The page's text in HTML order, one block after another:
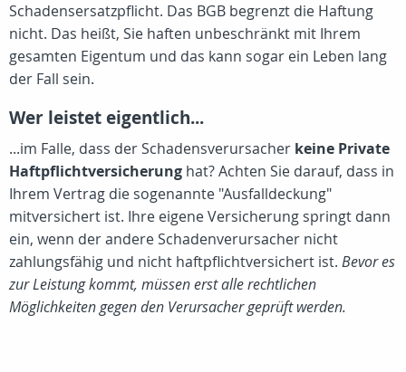
Schadensersatzpflicht. Das BGB begrenzt die Haftung
nicht. Das heißt, Sie haften unbeschränkt mit Ihrem
gesamten Eigentum und das kann sogar ein Leben lang
der Fall sein.
Wer leistet eigentlich...
...im Falle, dass der Schadensverursacher keine Private
Haftpflichtversicherung hat? Achten Sie darauf, dass in
Ihrem Vertrag die sogenannte "Ausfalldeckung"
mitversichert ist. Ihre eigene Versicherung springt dann
ein, wenn der andere Schadenverursacher nicht
zahlungsfähig und nicht haftpflichtversichert ist. Bevor es
zur Leistung kommt, müssen erst alle rechtlichen
Möglichkeiten gegen den Verursacher geprüft werden.